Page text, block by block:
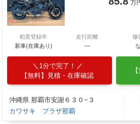
万
初度登録年
新車(在庫あり)
走行距離
―
修
1分で完了！
【無料】見積・在庫確認
沖縄県 那覇市安謝６３０−３
カワサキ プラザ那覇